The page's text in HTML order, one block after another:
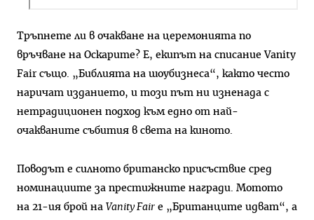
Тръпнете ли в очакване на церемонията по
връчване на Оскарите? Е, екипът на списание Vanity
Fair също. „Библията на шоубизнеса“, както често
наричат изданието, и този път ни изненада с
нетрадиционен подход към едно от най-
очакваните събития в света на киното.
Поводът е силното британско присъствие сред
номинациите за престижните награди. Мотото
на 21-ия брой на Vanity Fair е „Британците идват“, а